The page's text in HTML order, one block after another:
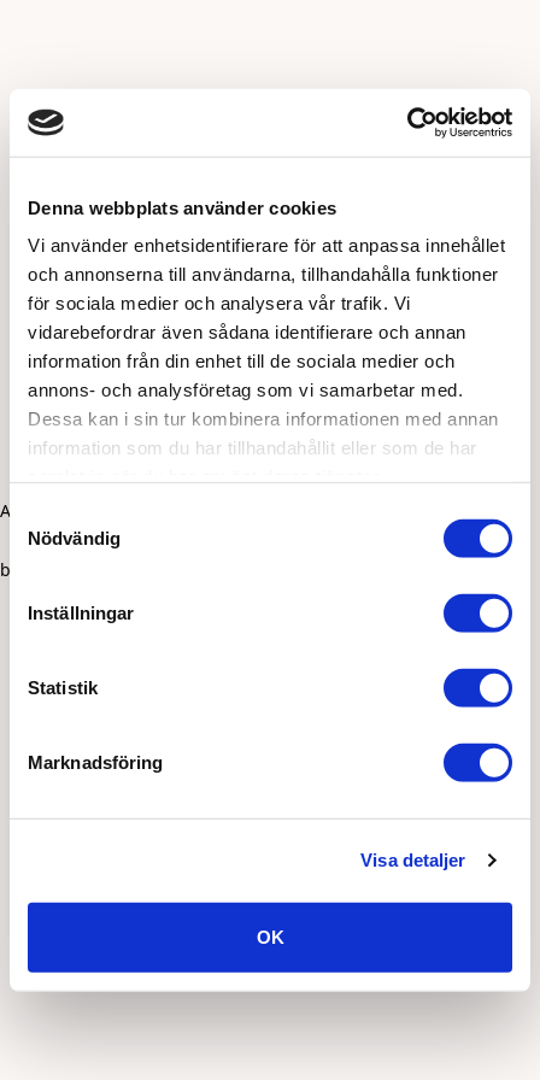
Denna webbplats använder cookies
Vi använder enhetsidentifierare för att anpassa innehållet
och annonserna till användarna, tillhandahålla funktioner
för sociala medier och analysera vår trafik. Vi
vidarebefordrar även sådana identifierare och annan
information från din enhet till de sociala medier och
annons- och analysföretag som vi samarbetar med.
Dessa kan i sin tur kombinera informationen med annan
information som du har tillhandahållit eller som de har
Samtyckesval
Nödvändig
Inställningar
Statistik
Marknadsföring
Visa detaljer
OK
Application error: a client-side exception has occurred (see the
browser console for more information)